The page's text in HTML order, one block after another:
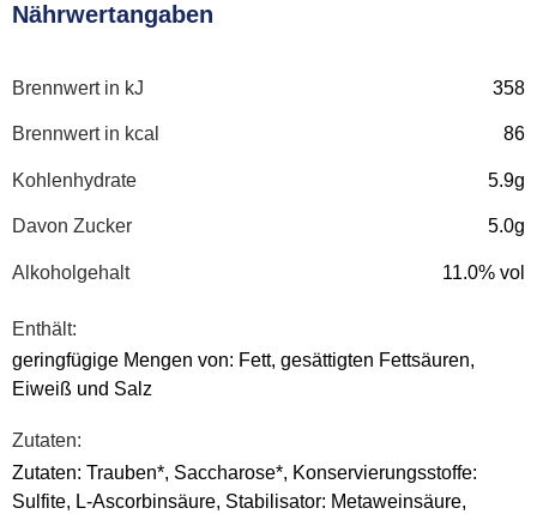
Nährwertangaben
Brennwert in kJ 358
Brennwert in kcal 86
Kohlenhydrate 5.9g
Davon Zucker 5.0g
Alkoholgehalt 11.0% vol
Enthält:
geringfügige Mengen von: Fett, gesättigten Fettsäuren,
Eiweiß und Salz
Zutaten:
Zutaten: Trauben*, Saccharose*, Konservierungsstoffe:
Sulfite, L-Ascorbinsäure, Stabilisator: Metaweinsäure,